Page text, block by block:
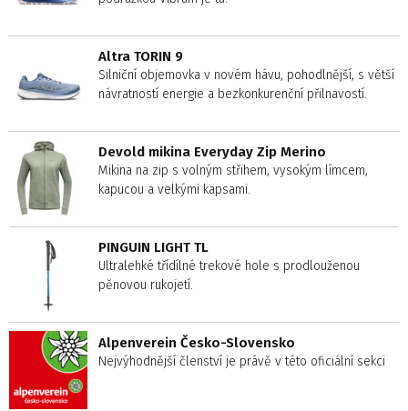
Altra TORIN 9
Silniční objemovka v novém hávu, pohodlnější, s větší
návratností energie a bezkonkurenční přilnavostí.
Devold mikina Everyday Zip Merino
Mikina na zip s volným střihem, vysokým límcem,
kapucou a velkými kapsami.
PINGUIN LIGHT TL
Ultralehké třídílné trekové hole s prodlouženou
pěnovou rukojetí.
Alpenverein Česko-Slovensko
Nejvýhodnější členství je právě v této oficiální sekci